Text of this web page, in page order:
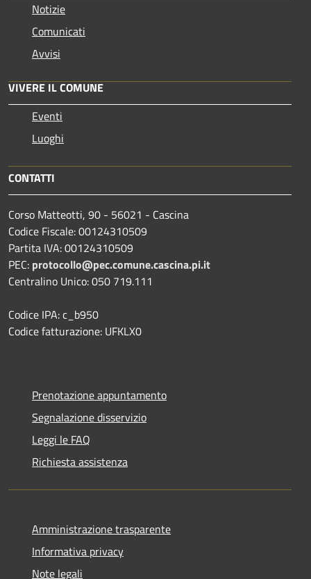
Notizie
Comunicati
Avvisi
VIVERE IL COMUNE
Eventi
Luoghi
CONTATTI
Corso Matteotti, 90 - 56021 - Cascina
Codice Fiscale: 00124310509
Partita IVA: 00124310509
PEC: protocollo@pec.comune.cascina.pi.it
Centralino Unico: 050 719.111
Codice IPA: c_b950
Codice fatturazione: UFKLX0
Prenotazione appuntamento
Segnalazione disservizio
Leggi le FAQ
Richiesta assistenza
Amministrazione trasparente
Informativa privacy
Note legali